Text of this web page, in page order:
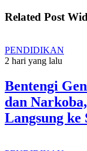
Related Post
PENDIDIKAN
2 hari yang lalu
Bentengi
dan
Langsung ke